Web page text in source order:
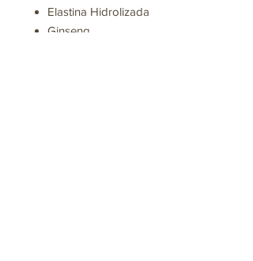
Elastina Hidrolizada
Ginseng